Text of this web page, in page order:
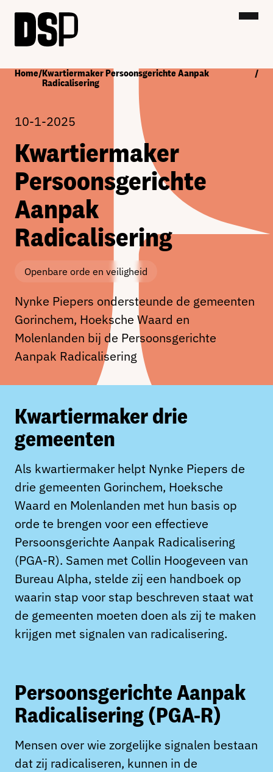
Home/Kwartiermaker Persoonsgerichte Aanpak
Radicalisering
/
10-1-2025
Kwartiermaker
Persoonsgerichte
Aanpak
Radicalisering
Openbare orde en veiligheid
Nynke Piepers ondersteunde de gemeenten
Gorinchem, Hoeksche Waard en
Molenlanden bij de Persoonsgerichte
Aanpak Radicalisering
Kwartiermaker drie
gemeenten
Als kwartiermaker helpt Nynke Piepers de
drie gemeenten Gorinchem, Hoeksche
Waard en Molenlanden met hun basis op
orde te brengen voor een effectieve
Persoonsgerichte Aanpak Radicalisering
(PGA-R). Samen met Collin Hoogeveen van
Bureau Alpha, stelde zij een handboek op
waarin stap voor stap beschreven staat wat
de gemeenten moeten doen als zij te maken
krijgen met signalen van radicalisering.
Persoonsgerichte Aanpak
Radicalisering (PGA-R)
Mensen over wie zorgelijke signalen bestaan
dat zij radicaliseren, kunnen in de